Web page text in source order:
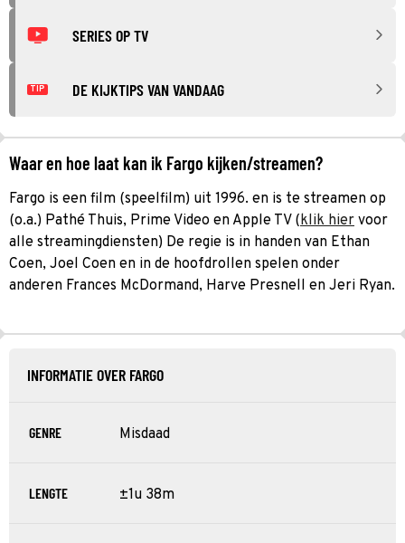
SERIES OP TV
TIP DE KIJKTIPS VAN VANDAAG
Waar en hoe laat kan ik Fargo kijken/streamen?
Fargo is een film (speelfilm) uit 1996. en is te streamen op
(o.a.) Pathé Thuis, Prime Video en Apple TV (klik hier voor
alle streamingdiensten) De regie is in handen van Ethan
Coen, Joel Coen en in de hoofdrollen spelen onder
anderen Frances McDormand, Harve Presnell en Jeri Ryan.
INFORMATIE OVER FARGO
GENRE Misdaad
LENGTE ±1u 38m